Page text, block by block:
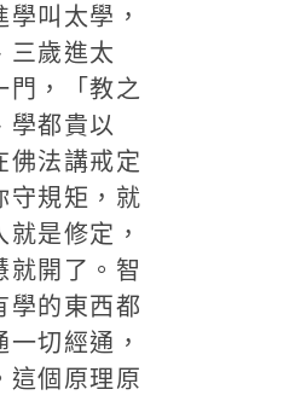
叫太學，
三歲進太
門，「教之
學都貴以
佛法講戒定
守規矩，就
是修定，
就開了。智
學的東西都
切經通，
這個原理原